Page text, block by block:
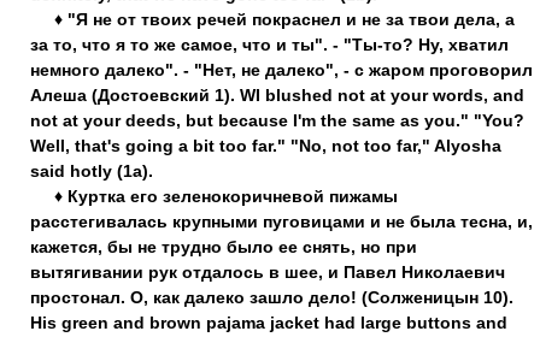
♦ "Я не от твоих речей покраснел и не за твои дела, а
за то, что я то же самое, что и ты". - "Ты-то? Ну, хватил
немного далеко". - "Нет, не далеко", - с жаром проговорил
Алеша (Достоевский 1). WI blushed not at your words, and
not at your deeds, but because I'm the same as you." "You?
Well, that's going a bit too far." "No, not too far," Alyosha
said hotly (1a).
♦ Куртка его зеленокоричневой пижамы
расстегивалась крупными пуговицами и не была тесна, и,
кажется, бы не трудно было ее снять, но при
вытягивании рук отдалось в шее, и Павел Николаевич
простонал. О, как далеко зашло дело! (Солженицын 10).
His green and brown pajama jacket had large buttons and